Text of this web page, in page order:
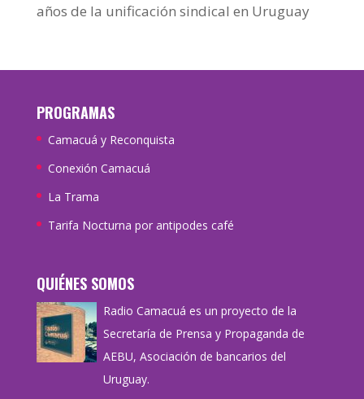
años de la unificación sindical en Uruguay
PROGRAMAS
Camacuá y Reconquista
Conexión Camacuá
La Trama
Tarifa Nocturna por antipodes café
QUIÉNES SOMOS
Radio Camacuá es un proyecto de la
Secretaría de Prensa y Propaganda de
AEBU, Asociación de bancarios del
Uruguay.